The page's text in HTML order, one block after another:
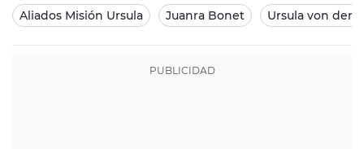
Aliados Misión Ursula Juanra Bonet Ursula von der